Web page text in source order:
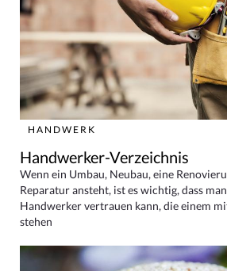
HANDWERK
Handwerker-Verzeichnis
Wenn ein Umbau, Neubau, eine
Reparatur ansteht, ist es wichtig, dass
Handwerker vertrauen kann, die einem
stehen